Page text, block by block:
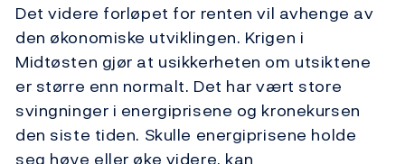
Det videre forløpet for renten vil avhenge av
den økonomiske utviklingen. Krigen i
Midtøsten gjør at usikkerheten om utsiktene
er større enn normalt. Det har vært store
svingninger i energiprisene og kronekursen
den siste tiden. Skulle energiprisene holde